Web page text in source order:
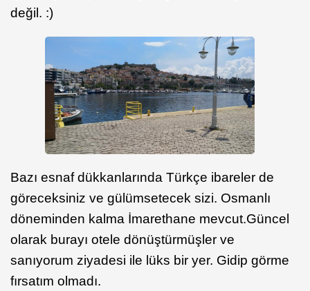
değil. :)
Bazı esnaf dükkanlarında Türkçe ibareler de
göreceksiniz ve gülümsetecek sizi. Osmanlı
döneminden kalma İmarethane mevcut.Güncel
olarak burayı otele dönüştürmüşler ve
sanıyorum ziyadesi ile lüks bir yer. Gidip görme
fırsatım olmadı.